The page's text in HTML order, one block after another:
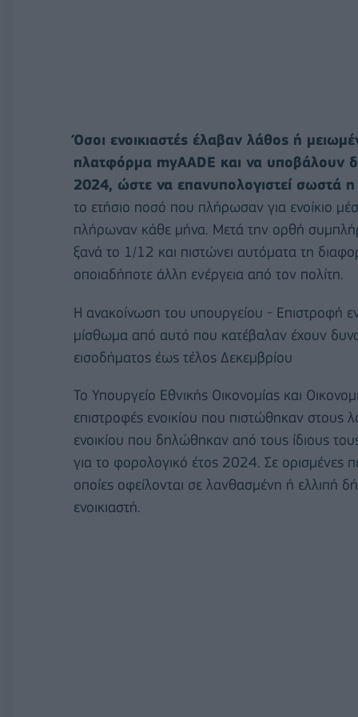
Όσοι ενοικιαστές έλαβαν λάθος ή
πλατφόρμα myAADE και να υποβάλουν
2024, ώστε να επανυπολογιστεί σωστά η
το ετήσιο ποσό που πλήρωσαν για ενοίκιο
πλήρωναν κάθε μήνα. Μετά την ορθή
ξανά το 1/12 και πιστώνει αυτόματα τη
οποιαδήποτε άλλη ενέργεια από τον πολίτη.
Η ανακοίνωση του υπουργείου - Επιστροφή
μίσθωμα από αυτό που κατέβαλαν έχουν
εισοδήματος έως τέλος Δεκεμβρίου
Το Υπουργείο Εθνικής Οικονομίας και
επιστροφές ενοικίου που πιστώθηκαν στους
ενοικίου που δηλώθηκαν από τους ίδιους
για το φορολογικό έτος 2024. Σε ορισμένες
οποίες οφείλονται σε λανθασμένη ή ελλιπή
ενοικιαστή.